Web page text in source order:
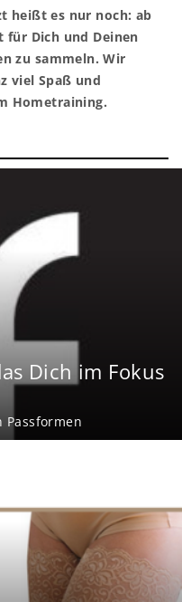
heißt es nur noch: ab
für Dich und Deinen
zu sammeln. Wir
viel Spaß und
Hometraining.
Dich im Fokus